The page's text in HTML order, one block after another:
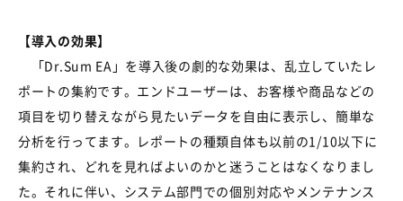
【導入の効果】
「Dr.Sum EA」を導入後の劇的な効果は、乱立していたレ
ポートの集約です。エンドユーザーは、お客様や商品などの
項目を切り替えながら見たいデータを自由に表示し、簡単な
分析を行ってます。レポートの種類自体も以前の1/10以下に
集約され、どれを見ればよいのかと迷うことはなくなりまし
た。それに伴い、システム部門での個別対応やメンテナンス